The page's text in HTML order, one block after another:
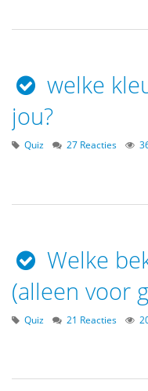
welke
jou?
Quiz 27 Reacties
Welke
(alleen voor
Quiz 21 Reacties